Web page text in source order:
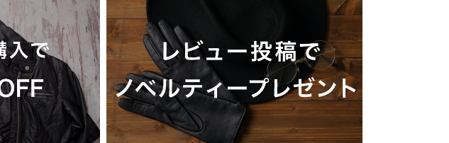
ゴジラ－1.0神木隆之介さんご着用モデル
LIUGOO LEATHERS×VIBECA Co.
RSSサカキハラ公認-ロックンロールライダー-
LIUGOO LEATHERS×56TATTOO STUDIO
LIUGOO tokyo×オトコフクDX
ドラマ-24JAPAN 主演衣装採用モデル
ANA WINGSパイロット訓練生ユニフォーム
レビュー投稿キャンペーン▶
お買い物ガイド
5つの安心サービス
ABOUT US
SPECIAL COLLECTION ▶
ゴジラ－1.0神木隆之介さんご着用モデル
LIUGOO LEATHERS×VIBECA Co.
ANA WINGSパイロット訓練生ユニフォーム
LIUGOO LEATHERS×THE Hu米国進出記念
OUTLET・SALE ▶
配布中のクーポン▶
レビュー投稿キャンペーン▶
お買い物ガイド
5つの安心サービス
レビュー投稿キャンペーン
LINEお友だち特典
20周年記念クーポン配布中
OUTLET
レビュー総数20万件突破！
ご購入後アンケートキャンペーン
MEDIA-映画/ドラマ/TV
INSTAGRAM
LINE
STAFF BLOG
YOUTUBE
DEALER -取り扱い店-
衣装協力
メディア取材
FAQ・お問い合わせ